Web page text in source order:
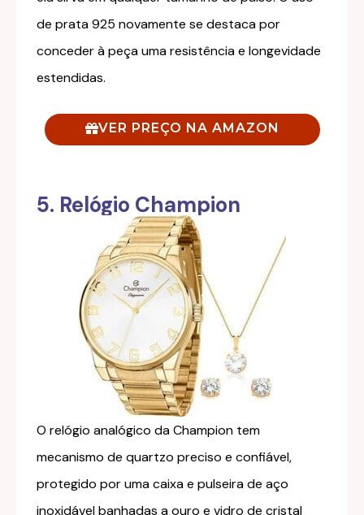
de prata 925 novamente se destaca por
conceder à peça uma resistência e longevidade
estendidas.
VER PREÇO NA AMAZON
5. Relógio Champion
O relógio analógico da Champion tem
mecanismo de quartzo preciso e confiável,
protegido por uma caixa e pulseira de aço
inoxidável banhadas a ouro e vidro de cristal